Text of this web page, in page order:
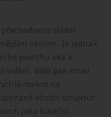
oblast
okolím. Je jednak
povrchu oka k
vidění, dále pak musí
reakce na
očních struktur.
jako funkční